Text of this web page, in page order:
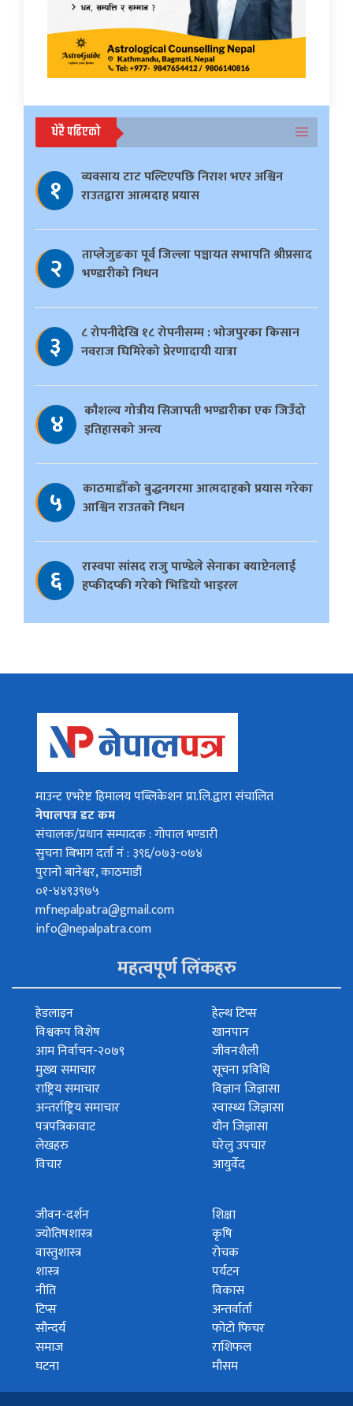
धेरै पढिएको
१
व्यवसाय टाट पल्टिएपछि निराश भएर अश्विन
राउतद्वारा आत्मदाह प्रयास
२
ताप्लेजुङका पूर्व जिल्ला पञ्चायत सभापति श्रीप्रसाद
भण्डारीको निधन
३
८ रोपनीदेखि १८ रोपनीसम्म : भोजपुरका किसान
नवराज घिमिरेको प्रेरणादायी यात्रा
४
काैशल्य गोत्रीय सिजापती भण्डारीका एक जिउँदो
इतिहासको अन्त्य
५
काठमाडौँको बुद्धनगरमा आत्मदाहको प्रयास गरेका
आश्विन राउतको निधन
६
रास्वपा सांसद राजु पाण्डेले सेनाका क्याप्टेनलाई
हप्कीदप्की गरेको भिडियो भाइरल
माउन्ट एभरेष्ट हिमालय पब्लिकेशन प्रा.लि.द्वारा संचालित
नेपालपत्र डट कम
संचालक/प्रधान सम्पादक : गोपाल भण्डारी
सुचना बिभाग दर्ता नं : ३९६/०७३-०७४
पुरानो बानेश्वर, काठमाडौं
०१-४४९३९७५
mfnepalpatra@gmail.com
info@nepalpatra.com
महत्वपूर्ण लिंकहरु
हेडलाइन
विश्वकप विशेष
आम निर्वाचन-२०७९
मुख्य समाचार
राष्ट्रिय समाचार
अन्तर्राष्ट्रिय समाचार
पत्रपत्रिकावाट
लेखहरु
विचार
हेल्थ टिप्स
खानपान
जीवनशैली
सूचना प्रविधि
विज्ञान जिज्ञासा
स्वास्थ्य जिज्ञासा
यौन जिज्ञासा
घरेलु उपचार
आयुर्वेद
जीवन-दर्शन
ज्योतिषशास्त्र
वास्तुशास्त्र
शास्त्र
नीति
टिप्स
सौन्दर्य
समाज
घटना
शिक्षा
कृषि
रोचक
पर्यटन
विकास
अन्तर्वार्ता
फोटो फिचर
राशिफल
मौसम